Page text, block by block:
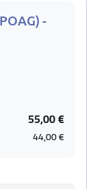
-
55,00 €
44,00 €